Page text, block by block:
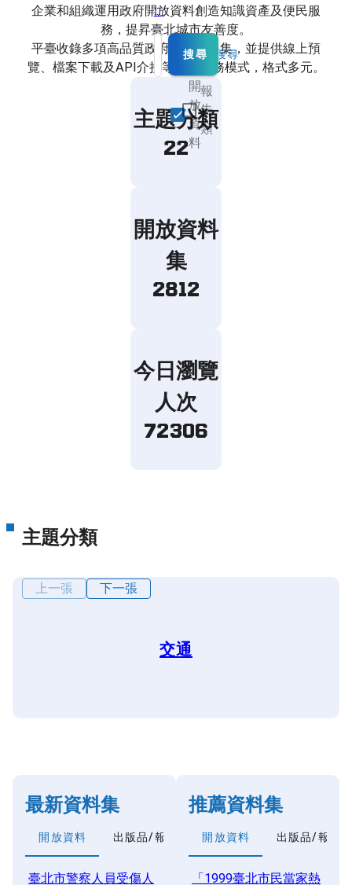
:::
請輸入檢索詞
進階搜尋
搜尋
開
放
資
料
報
告
類
企業和組織運用政府開放資料創造知識資產及便民服
務，提昇臺北城市友善度。
平臺收錄多項高品質政府開放資料集，並提供線上預
覽、檔案下載及API介接等多種服務模式，格式多元。
主題分類
22
開放資料
集
2812
今日瀏覽
人次
72306
主題分類
上一張 下一張
交通
最新資料集
開放資料 出版品/報告類
臺北市警察人員受傷人
推薦資料集
開放資料 出版品/報告
「1999臺北市民當家熱